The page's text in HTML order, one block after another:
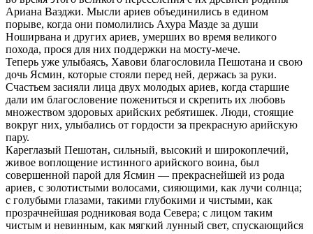
Ариана Ваэджи. Мысли ариев объединились в едином
порыве, когда они помолились Ахура Мазде за души
Ноширвана и других ариев, умерших во время великого
похода, прося для них поддержки на мосту-мече.
Теперь уже улыбаясь, Хавови благословила Пешотана и свою
дочь Ясмин, которые стояли перед ней, держась за руки.
Счастьем засияли лица двух молодых ариев, когда старшие
дали им благословение пожениться и скрепить их любовь
множеством здоровых арийских ребятишек. Люди, стоящие
вокруг них, улыбались от гордости за прекрасную арийскую
пару.
Кареглазый Пешотан, сильный, высокий и широкоплечий,
живое воплощение истинного арийского воина, был
совершенной парой для Ясмин — прекраснейшей из рода
ариев, с золотистыми волосами, сияющими, как лучи солнца;
с голубыми глазами, такими глубокими и чистыми, как
прозрачнейшая родниковая вода Севера; с лицом таким
чистым и невинным, как мягкий лунный свет, спускающийся